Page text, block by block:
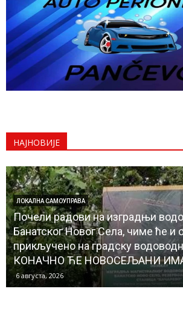
НАЈНОВИЈЕ
ЛОКАЛНА САМОУПРАВА
Почели радови на изградњи
Банатског Новог Села, чиме ће и
прикључено на градску
КОНАЧНО ЋЕ НОВОСЕЉАНИ
6 августа, 2026